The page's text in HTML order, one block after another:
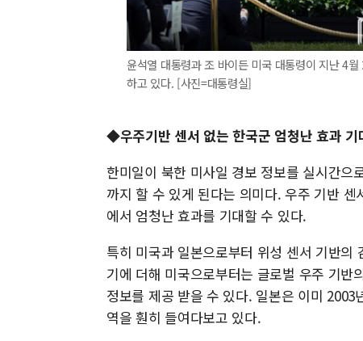
윤석열 대통령과 조 바이든 미국 대통령이 지난 4
하고 있다. [사진=대통령실]
◆우주기반 센서 없는 한국군 엄청난 효과 기
한미일이 북한 미사일 경보 정보를 실시간
까지 할 수 있게 된다는 의미다. 우주 기반
에서 엄청난 효과를 기대할 수 있다.
특히 미국과 일본으로부터 위성 센서 기반
기에 더해 미국으로부터는 글로벌 우주 기
정보를 제공 받을 수 있다. 일본은 이미
역을 훤히 들여다보고 있다.